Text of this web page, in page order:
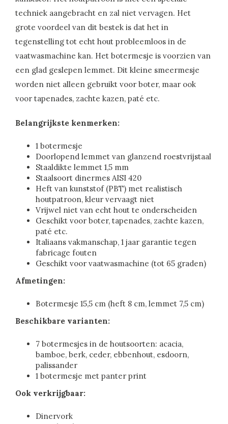
techniek aangebracht en zal niet vervagen. Het
grote voordeel van dit bestek is dat het in
tegenstelling tot echt hout probleemloos in de
vaatwasmachine kan. Het botermesje is voorzien van
een glad geslepen lemmet. Dit kleine smeermesje
worden niet alleen gebruikt voor boter, maar ook
voor tapenades, zachte kazen, paté etc.
Belangrijkste kenmerken:
1 botermesje
Doorlopend lemmet van glanzend roestvrijstaal
Staaldikte lemmet 1,5 mm
Staalsoort dinermes AISI 420
Heft van kunststof (PBT) met realistisch
houtpatroon, kleur vervaagt niet
Vrijwel niet van echt hout te onderscheiden
Geschikt voor boter, tapenades, zachte kazen,
paté etc.
Italiaans vakmanschap, 1 jaar garantie tegen
fabricage fouten
Geschikt voor vaatwasmachine (tot 65 graden)
Afmetingen:
Botermesje 15,5 cm (heft 8 cm, lemmet 7,5 cm)
Beschikbare varianten:
7 botermesjes in de houtsoorten: acacia,
bamboe, berk, ceder, ebbenhout, esdoorn,
palissander
1 botermesje met panter print
Ook verkrijgbaar:
Dinervork